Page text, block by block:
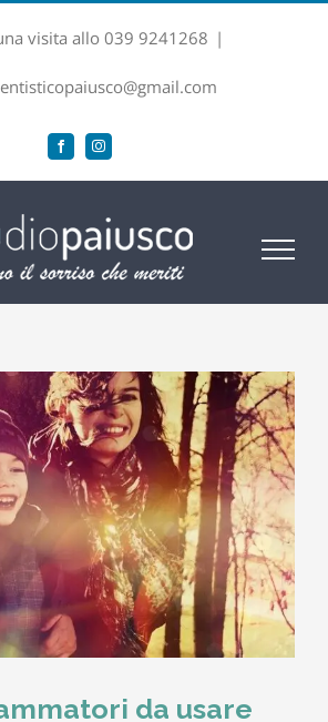
visita allo 039 9241268 |
FacebookInstagram
da usare